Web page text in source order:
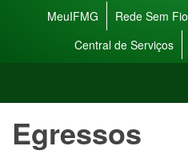
MeuIFMG Rede Sem Fio
Central de Serviços
Egressos